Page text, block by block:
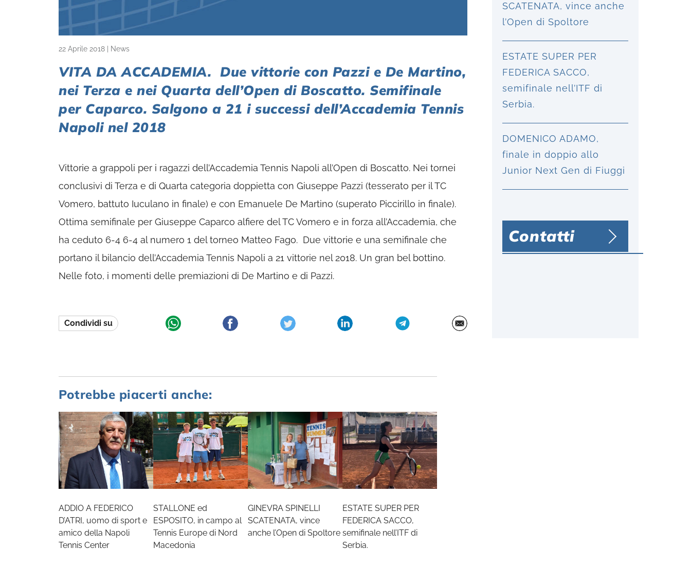
22 Aprile 2018 News
VITA DA ACCADEMIA. Due vittorie con Pazzi e De Martino,
nei Terza e nei Quarta dell’Open di Boscatto. Semifinale
per Caparco. Salgono a 21 i successi dell’Accademia Tennis
Napoli nel 2018
Vittorie a grappoli per i ragazzi dell’Accademia Tennis Napoli all’Open di Boscatto. Nei tornei
conclusivi di Terza e di Quarta categoria doppietta con Giuseppe Pazzi (tesserato per il TC
Vomero, battuto Iuculano in finale) e con Emanuele De Martino (superato Piccirillo in finale).
Ottima semifinale per Giuseppe Caparco alfiere del TC Vomero e in forza all’Accademia, che
ha ceduto 6-4 6-4 al numero 1 del torneo Matteo Fago. Due vittorie e una semifinale che
portano il bilancio dell’Accademia Tennis Napoli a 21 vittorie nel 2018. Un gran bel bottino.
Nelle foto, i momenti delle premiazioni di De Martino e di Pazzi.
Condividi su
SCATENATA, vince anche
l’Open di Spoltore
ESTATE SUPER PER
FEDERICA SACCO,
semifinale nell’ITF di
Serbia.
DOMENICO ADAMO,
finale in doppio allo
Junior Next Gen di Fiuggi
Contatti
Potrebbe piacerti anche:
ADDIO A FEDERICO
D’ATRI, uomo di sport e
amico della Napoli
Tennis Center
STALLONE ed
ESPOSITO, in campo al
Tennis Europe di Nord
Macedonia
GINEVRA SPINELLI
SCATENATA, vince
anche l’Open di Spoltore
ESTATE SUPER PER
FEDERICA SACCO,
semifinale nell’ITF di
Serbia.